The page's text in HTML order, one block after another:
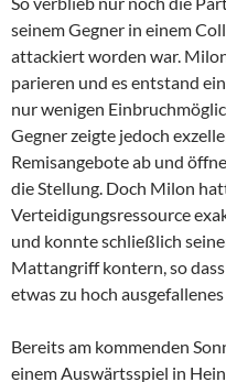
seinem Gegner in einem
attackiert worden war.
parieren und es entstand
nur wenigen
Gegner zeigte jedoch
Remisangebote ab und
die Stellung. Doch Milon
Verteidigungsressource
und konnte schließlich
Mattangriff kontern, so
etwas zu hoch ausgefallenes
Bereits am kommenden
einem Auswärtsspiel in